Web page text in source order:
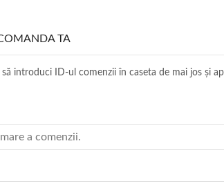
TA
introduci ID-ul comenzii în caseta de mai jos și